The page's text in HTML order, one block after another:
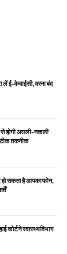
ई-केवाईसी, वरना बंद
से होगी असली-नकली
तकनीक
हो सकता है आपका फोन,
कोर्ट ने स्वास्थ्य विभाग